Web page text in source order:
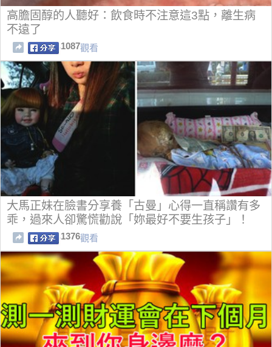
高膽固醇的人聽好：飲食時不注意這3點，離生病
不遠了
1087觀看
大馬正妹在臉書分享養「古曼」心得一直稱讚有多
乖，過來人卻驚慌勸說「妳最好不要生孩子」！
1376觀看